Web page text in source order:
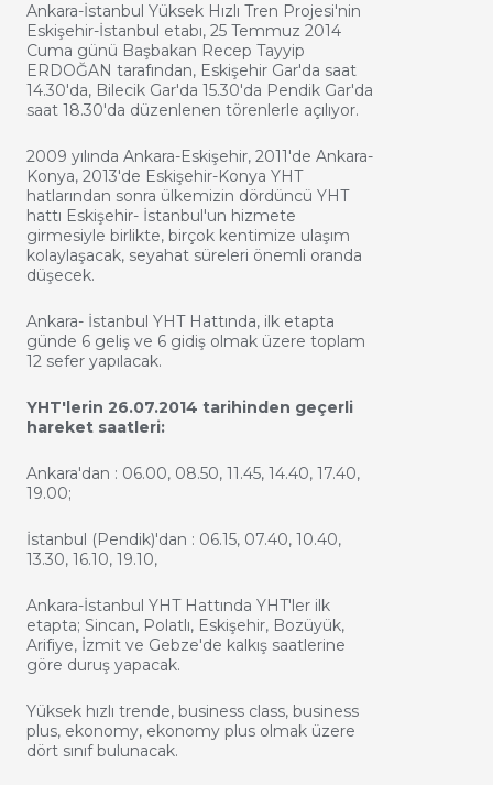
Ankara-İstanbul Yüksek Hızlı Tren Projesi'nin
Eskişehir-İstanbul etabı, 25 Temmuz 2014
Cuma günü Başbakan Recep Tayyip
ERDOĞAN tarafından, Eskişehir Gar'da saat
14.30'da, Bilecik Gar'da 15.30'da Pendik Gar'da
saat 18.30'da düzenlenen törenlerle açılıyor.
2009 yılında Ankara-Eskişehir, 2011'de Ankara-
Konya, 2013'de Eskişehir-Konya YHT
hatlarından sonra ülkemizin dördüncü YHT
hattı Eskişehir- İstanbul'un hizmete
girmesiyle birlikte, birçok kentimize ulaşım
kolaylaşacak, seyahat süreleri önemli oranda
düşecek.
Ankara- İstanbul YHT Hattında, ilk etapta
günde 6 geliş ve 6 gidiş olmak üzere toplam
12 sefer yapılacak.
YHT'lerin 26.07.2014 tarihinden geçerli
hareket saatleri:
Ankara'dan : 06.00, 08.50, 11.45, 14.40, 17.40,
19.00;
İstanbul (Pendik)'dan : 06.15, 07.40, 10.40,
13.30, 16.10, 19.10,
Ankara-İstanbul YHT Hattında YHT'ler ilk
etapta; Sincan, Polatlı, Eskişehir, Bozüyük,
Arifiye, İzmit ve Gebze'de kalkış saatlerine
göre duruş yapacak.
Yüksek hızlı trende, business class, business
plus, ekonomy, ekonomy plus olmak üzere
dört sınıf bulunacak.